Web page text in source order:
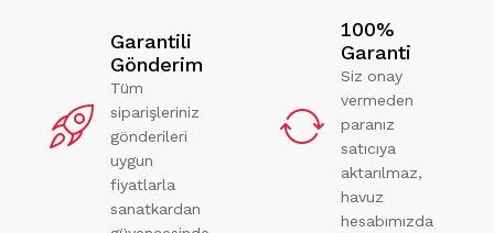
Garantili
Gönderim
Tüm
siparişleriniz
gönderileri
uygun
fiyatlarla
sanatkardan
100%
Garanti
Siz onay
vermeden
paranız
satıcıya
aktarılmaz,
havuz
hesabımızda